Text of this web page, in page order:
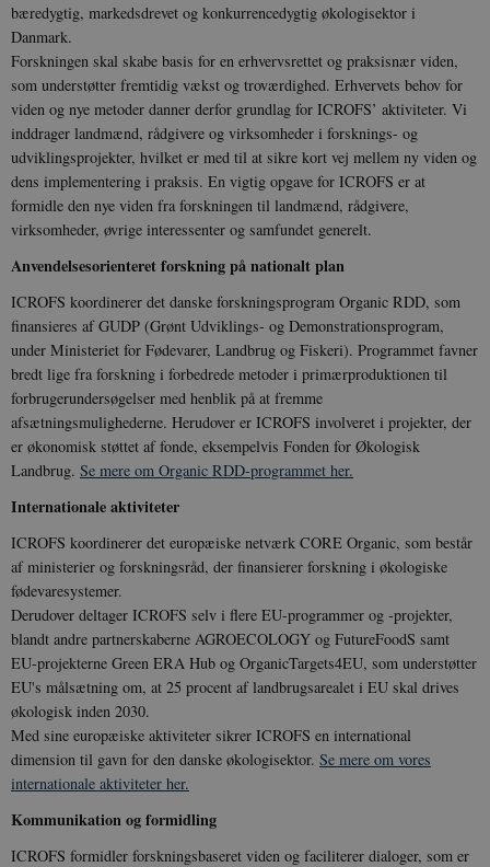
bæredygtig, markedsdrevet og konkurrencedygtig økologisektor i
Danmark.
Forskningen skal skabe basis for en erhvervsrettet og praksisnær viden,
som understøtter fremtidig vækst og troværdighed. Erhvervets behov for
viden og nye metoder danner derfor grundlag for ICROFS’ aktiviteter. Vi
inddrager landmænd, rådgivere og virksomheder i forsknings- og
udviklingsprojekter, hvilket er med til at sikre kort vej mellem ny viden og
dens implementering i praksis. En vigtig opgave for ICROFS er at
formidle den nye viden fra forskningen til landmænd, rådgivere,
virksomheder, øvrige interessenter og samfundet generelt.
Anvendelsesorienteret forskning på nationalt plan
ICROFS koordinerer det danske forskningsprogram Organic RDD, som
finansieres af GUDP (Grønt Udviklings- og Demonstrationsprogram,
under Ministeriet for Fødevarer, Landbrug og Fiskeri). Programmet favner
bredt lige fra forskning i forbedrede metoder i primærproduktionen til
forbrugerundersøgelser med henblik på at fremme
afsætningsmulighederne. Herudover er ICROFS involveret i projekter, der
er økonomisk støttet af fonde, eksempelvis Fonden for Økologisk
Landbrug. Se mere om Organic RDD-programmet her.
Internationale aktiviteter
ICROFS koordinerer det europæiske netværk CORE Organic, som består
af ministerier og forskningsråd, der finansierer forskning i økologiske
fødevaresystemer.
Derudover deltager ICROFS selv i flere EU-programmer og -projekter,
blandt andre partnerskaberne AGROECOLOGY og FutureFoodS samt
EU-projekterne Green ERA Hub og OrganicTargets4EU, som understøtter
EU's målsætning om, at 25 procent af landbrugsarealet i EU skal drives
økologisk inden 2030.
Med sine europæiske aktiviteter sikrer ICROFS en international
dimension til gavn for den danske økologisektor. Se mere om vores
internationale aktiviteter her.
Kommunikation og formidling
ICROFS formidler forskningsbaseret viden og faciliterer dialoger, som er